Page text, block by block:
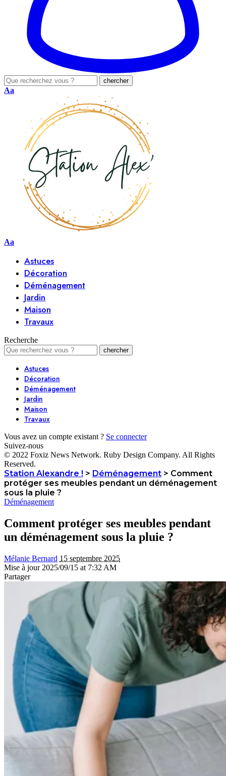
Aa
Aa
Astuces
Décoration
Déménagement
Jardin
Maison
Travaux
Recherche
Astuces
Décoration
Déménagement
Jardin
Maison
Travaux
Vous avez un compte existant ? Se connecter
Suivez-nous
© 2022 Foxiz News Network. Ruby Design Company. All Rights
Reserved.
Station Alexandre ! > Déménagement > Comment
protéger ses meubles pendant un déménagement
sous la pluie ?
Déménagement
Comment protéger ses meubles pendant
un déménagement sous la pluie ?
Mélanie Bernard 15 septembre 2025
Mise à jour 2025/09/15 at 7:32 AM
Partager